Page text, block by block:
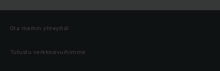
Ota meihin yhteyttä!
Tutustu verkkosivuihimme